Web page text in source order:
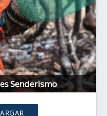
Senderismo